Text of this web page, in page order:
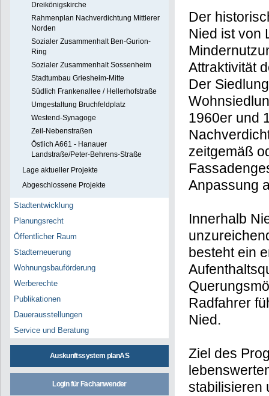
Dreikönigskirche
Rahmenplan Nachverdichtung Mittlerer
Norden
Sozialer Zusammenhalt Ben-Gurion-
Ring
Sozialer Zusammenhalt Sossenheim
Stadtumbau Griesheim-Mitte
Südlich Frankenallee / Hellerhofstraße
Umgestaltung Bruchfeldplatz
Westend-Synagoge
Zeil-Nebenstraßen
Östlich A661 - Hanauer
Landstraße/Peter-Behrens-Straße
Lage aktueller Projekte
Abgeschlossene Projekte
Stadtentwicklung
Planungsrecht
Öffentlicher Raum
Stadterneuerung
Wohnungsbauförderung
Werberechte
Publikationen
Dauerausstellungen
Service und Beratung
Auskunftssystem planAS
Login für Fachanwender
Der
Nied ist von
Attraktivität
Der
1960er und
zeitgemäß
Anpassung
Innerhalb
besteht ein
Radfahrer
Nied.
Ziel des
stabilisieren